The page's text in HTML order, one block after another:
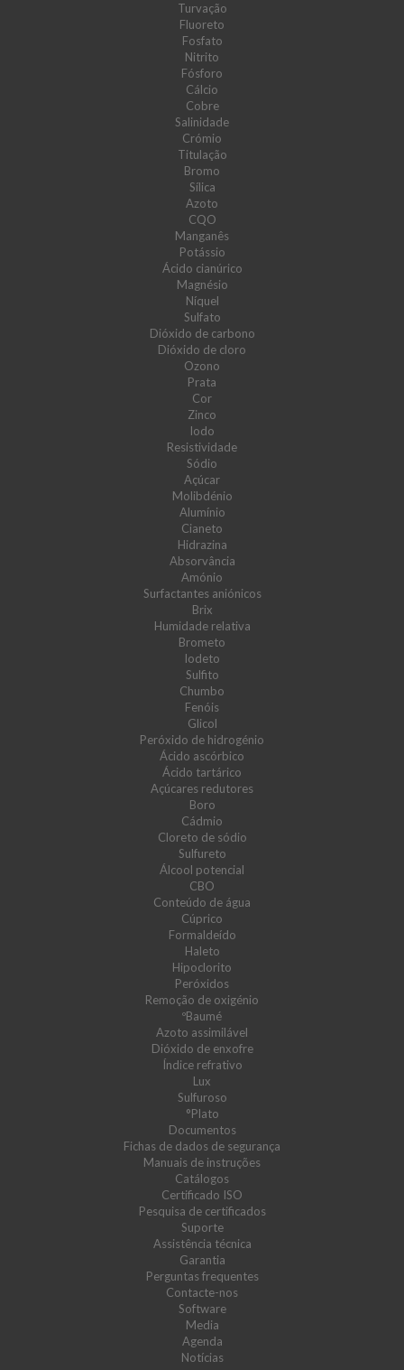
Turvação
Fluoreto
Fosfato
Nitrito
Fósforo
Cálcio
Cobre
Salinidade
Crómio
Titulação
Bromo
Sílica
Azoto
CQO
Manganês
Potássio
Ácido cianúrico
Magnésio
Níquel
Sulfato
Dióxido de carbono
Dióxido de cloro
Ozono
Prata
Cor
Zinco
Iodo
Resistividade
Sódio
Açúcar
Molibdénio
Alumínio
Cianeto
Hidrazina
Absorvância
Amónio
Surfactantes aniónicos
Brix
Humidade relativa
Brometo
Iodeto
Sulfito
Chumbo
Fenóis
Glicol
Peróxido de hidrogénio
Ácido ascórbico
Ácido tartárico
Açúcares redutores
Boro
Cádmio
Cloreto de sódio
Sulfureto
Álcool potencial
CBO
Conteúdo de água
Cúprico
Formaldeído
Haleto
Hipoclorito
Peróxidos
Remoção de oxigénio
ºBaumé
Azoto assimilável
Dióxido de enxofre
Índice refrativo
Lux
Sulfuroso
°Plato
Documentos
Fichas de dados de segurança
Manuais de instruções
Catálogos
Certificado ISO
Pesquisa de certificados
Suporte
Assistência técnica
Garantia
Perguntas frequentes
Contacte-nos
Software
Media
Agenda
Notícias